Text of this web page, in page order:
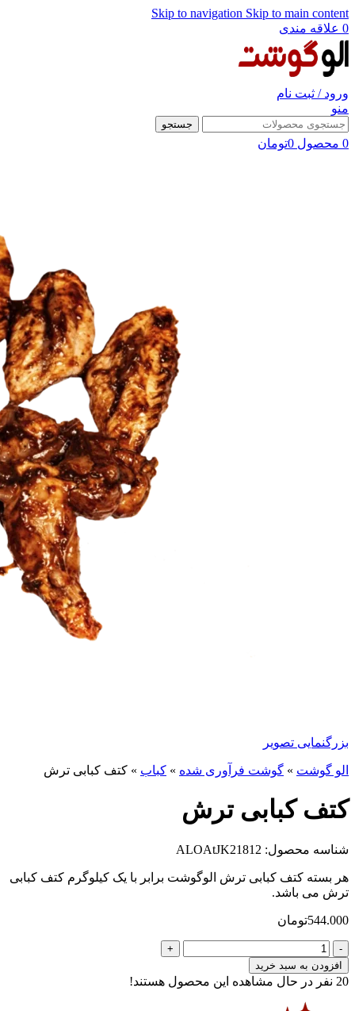
Skip to navigation Skip to main content
0 علاقه مندی
ورود / ثبت نام
منو
جستجو
0 محصول 0تومان
بزرگنمایی تصویر
الو گوشت » گوشت فرآوری شده » کباب » کتف کبابی ترش
کتف کبابی ترش
شناسه محصول: ALOAtJK21812
هر بسته کتف کبابی ترش الوگوشت برابر با یک کیلوگرم کتف کبابی
ترش می باشد.
544.000تومان
کتف
کبابی
ترش
عدد
افزودن به سبد خرید
20 نفر در حال مشاهده این محصول هستند!